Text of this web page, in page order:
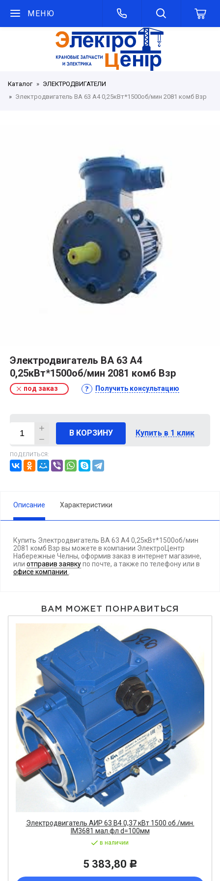
МЕНЮ
Каталог
ЭЛЕКТРОДВИГАТЕЛИ
Электродвигатель ВА 63 А4 0,25кВт*1500об/мин 2081 комб Взр
Электродвигатель ВА 63 А4
0,25кВт*1500об/мин 2081 комб Взр
под заказ Получить консультацию
В КОРЗИНУ Купить в 1 клик
ПОДЕЛИТЬСЯ:
Описание Характеристики
Купить Электродвигатель ВА 63 А4 0,25кВт*1500об/мин
2081 комб Взр вы можете в компании ЭлектроЦентр
Набережные Челны, оформив заказ в интернет магазине,
или отправив заявкупо почте, а также по телефонуили в
офисе компании
ВАМ МОЖЕТ ПОНРАВИТЬСЯ
Электродвигатель АИР 63 В4 0,37 кВт 1500 об./мин.
IM3681 мал.фл d=100мм
в наличии
5 383,80 Р